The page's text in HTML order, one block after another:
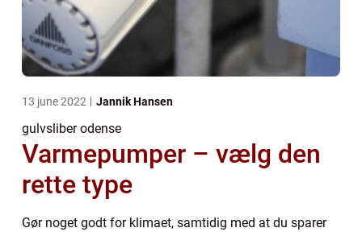
13 june 2022 Jannik Hansen
gulvsliber odense
Varmepumper – vælg den
rette type
Gør noget godt for klimaet, samtidig med at du sparer